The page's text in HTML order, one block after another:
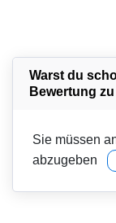
Warst du
Bewertung
Sie müssen
abzugeben